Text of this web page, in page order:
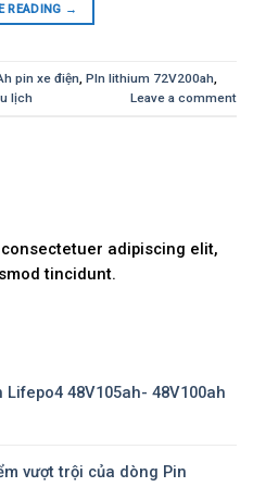
READING →
pin xe điện PIn lithium 72V200ah
lịch Leave a comment
adipiscing elit,
tincidunt.
Lifepo4 48V105ah- 48V100ah
vượt trội của dòng Pin